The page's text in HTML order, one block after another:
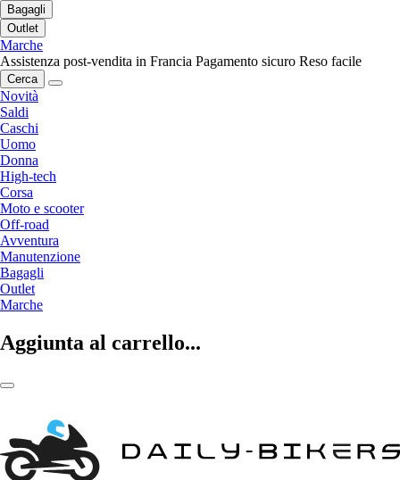
Bagagli
Outlet
Marche
Assistenza post-vendita in Francia Pagamento sicuro Reso facile
Cerca
Novità
Saldi
Caschi
Uomo
Donna
High-tech
Corsa
Moto e scooter
Off-road
Avventura
Manutenzione
Bagagli
Outlet
Marche
Aggiunta al carrello...